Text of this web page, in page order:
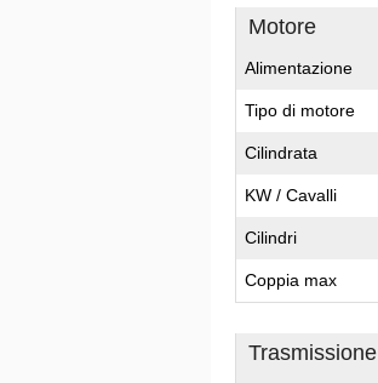
Motore
Alimentazione
Tipo di motore
Cilindrata
KW / Cavalli
Cilindri
Coppia max
Trasmissione